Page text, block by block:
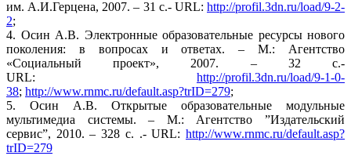
им. А.И.Герцена, 2007. – 31 с.- URL: http://profil.3dn.ru/load/9-2-
2;
4. Осин А.В. Электронные образовательные ресурсы нового
поколения: в вопросах и ответах. – М.: Агентство
«Социальный проект», 2007. – 32 c.-
URL: http://profil.3dn.ru/load/9-1-0-
38; http://www.rnmc.ru/default.asp?trID=279;
5. Осин А.В. Открытые образовательные модульные
мультимедиа системы. – М.: Агентство ”Издательский
сервис”, 2010. – 328 с. .- URL: http://www.rnmc.ru/default.asp?
trID=279